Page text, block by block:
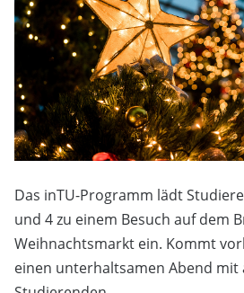
Das inTU-Programm lädt
und 4 zu einem Besuch auf dem
Weihnachtsmarkt ein. Kommt
einen unterhaltsamen Abend mit